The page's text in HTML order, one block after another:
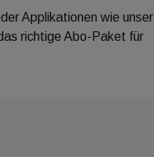
Applikationen wie unser
richtige Abo-Paket für